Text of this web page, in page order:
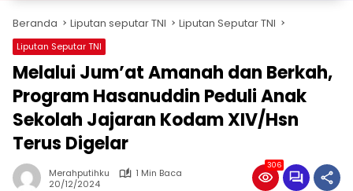
Beranda Liputan seputar TNI Liputan Seputar TNI
Liputan Seputar TNI
Melalui Jum’at Amanah dan Berkah,
Program Hasanuddin Peduli Anak
Sekolah Jajaran Kodam XIV/Hsn
Terus Digelar
Merahputihku
1 Min Baca
20/12/2024
306